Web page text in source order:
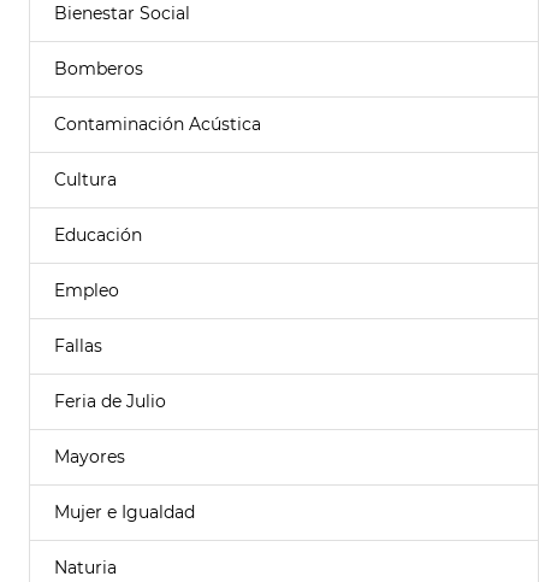
Bienestar Social
Bomberos
Contaminación Acústica
Cultura
Educación
Empleo
Fallas
Feria de Julio
Mayores
Mujer e Igualdad
Naturia